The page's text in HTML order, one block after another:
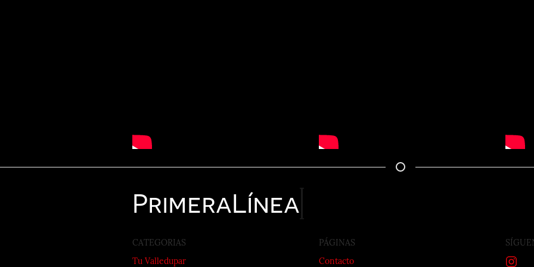
PrimeraLínea
CATEGORIAS
Tu Valledupar
PÁGINAS
Contacto